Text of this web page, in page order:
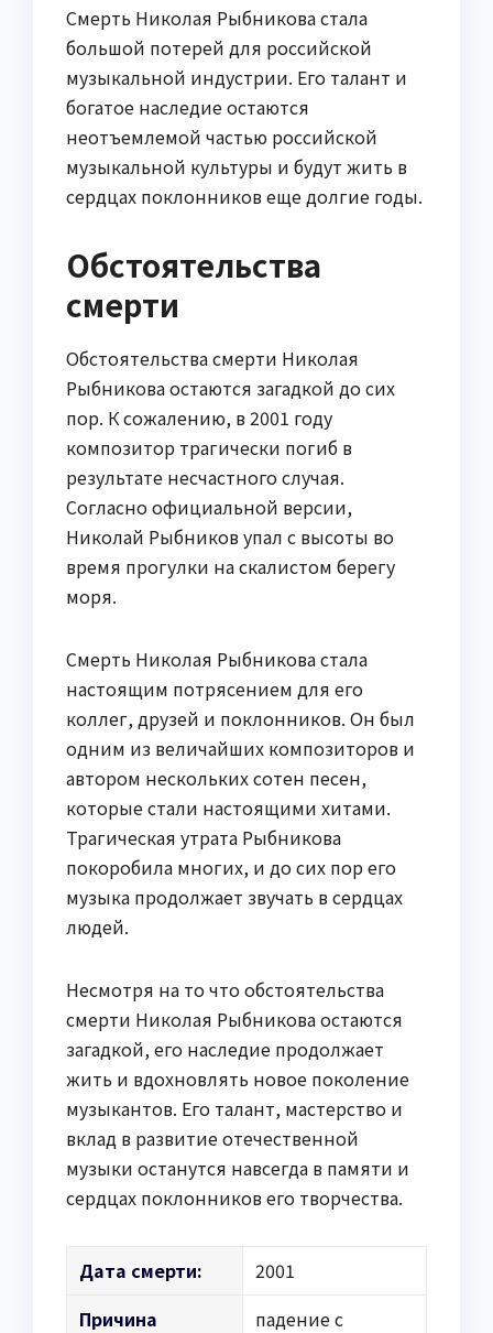
Смерть Николая Рыбникова стала
большой потерей для российской
музыкальной индустрии. Его талант и
богатое наследие остаются
неотъемлемой частью российской
музыкальной культуры и будут жить в
сердцах поклонников еще долгие годы.
Обстоятельства
смерти
Обстоятельства смерти Николая
Рыбникова остаются загадкой до сих
пор. К сожалению, в 2001 году
композитор трагически погиб в
результате несчастного случая.
Согласно официальной версии,
Николай Рыбников упал с высоты во
время прогулки на скалистом берегу
моря.
Смерть Николая Рыбникова стала
настоящим потрясением для его
коллег, друзей и поклонников. Он был
одним из величайших композиторов и
автором нескольких сотен песен,
которые стали настоящими хитами.
Трагическая утрата Рыбникова
покоробила многих, и до сих пор его
музыка продолжает звучать в сердцах
людей.
Несмотря на то что обстоятельства
смерти Николая Рыбникова остаются
загадкой, его наследие продолжает
жить и вдохновлять новое поколение
музыкантов. Его талант, мастерство и
вклад в развитие отечественной
музыки останутся навсегда в памяти и
сердцах поклонников его творчества.
Дата смерти:
2001
Причина
падение с